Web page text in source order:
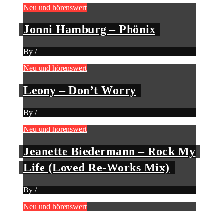
Neu und hörenswert
Jonni Hamburg – Phönix
By /
Neu und hörenswert
Leony – Don’t Worry
By /
Neu und hörenswert
Jeanette Biedermann – Rock My
Life (Loved Re-Works Mix)
By /
Neu und hörenswert